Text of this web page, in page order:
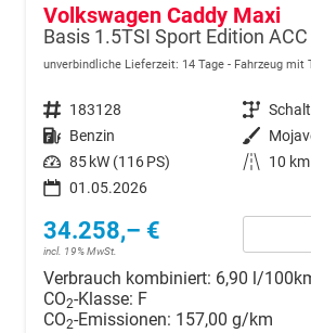
Volkswagen Caddy Maxi
unverbindliche Lieferzeit: 14 Tage Fahrzeug mit
Fahrzeugnr. 183128 Getriebe
Kraftstoff Benzin Außenfarbe
Leistung 85 kW (116 PS) Kilometerstand
10 km
01.05.2026
34.258,– €
incl. 19% MwSt.
Verbrauch kombiniert: 6,90 l/
CO2-Klasse: F
CO2-Emissionen: 157,00 g/km